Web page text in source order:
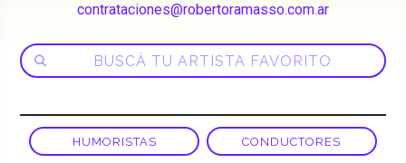
contrataciones@robertoramasso.com.ar
HUMORISTAS CONDUCTORES